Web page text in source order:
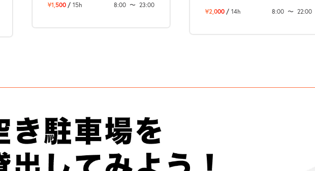
¥1,500 / 15h 8:00 〜 23:00
¥2,000 / 14h 8:00 〜 22:00